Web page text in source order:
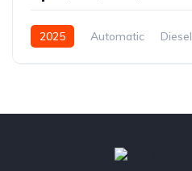
2025 Automatic Diesel